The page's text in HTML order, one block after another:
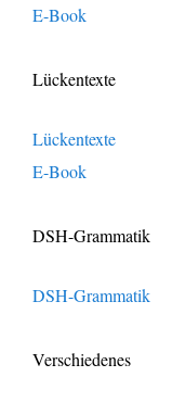
E-Book
Lückentexte
Lückentexte
E-Book
DSH-Grammatik
DSH-Grammatik
Verschiedenes